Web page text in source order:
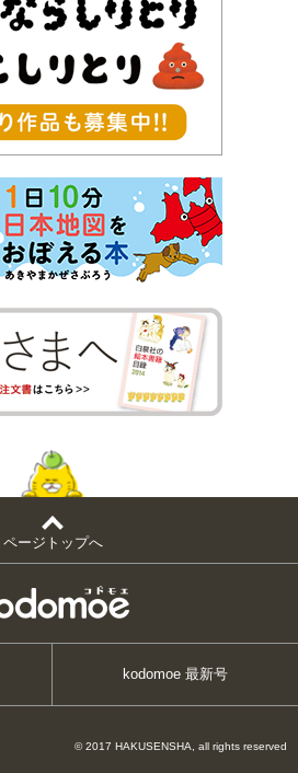
ページトップへ
kodomoe 最新号
© 2017 HAKUSENSHA, all rights reserved